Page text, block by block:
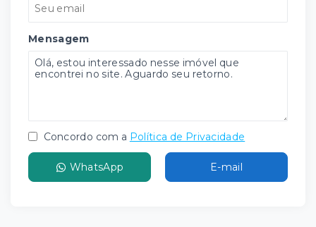
Mensagem
Concordo com a Política de Privacidade
WhatsApp E-mail